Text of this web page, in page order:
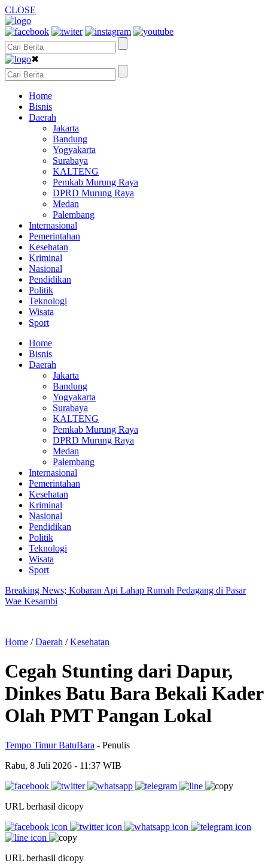
CLOSE
✖
Home
Bisnis
Daerah
Jakarta
Bandung
Yogyakarta
Surabaya
KALTENG
Pemkab Murung Raya
DPRD Murung Raya
Medan
Palembang
Internasional
Pemerintahan
Kesehatan
Kriminal
Nasional
Pendidikan
Politik
Teknologi
Wisata
Sport
Home
Bisnis
Daerah
Jakarta
Bandung
Yogyakarta
Surabaya
KALTENG
Pemkab Murung Raya
DPRD Murung Raya
Medan
Palembang
Internasional
Pemerintahan
Kesehatan
Kriminal
Nasional
Pendidikan
Politik
Teknologi
Wisata
Sport
Breaking News; Kobaran Api Lahap Rumah Pedagang di Pasar
Wae Kesambi
Home /Daerah /Kesehatan
Cegah Stunting dari Dapur,
Dinkes Batu Bara Bekali Kader
Olah PMT Pangan Lokal
Tempo Timur BatuBara - Penulis
Rabu, 8 Juli 2026 - 11:37 WIB
URL berhasil dicopy
URL berhasil dicopy